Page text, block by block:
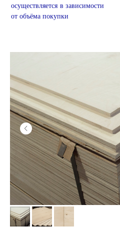
осуществляется в зависимости
от объёма покупки